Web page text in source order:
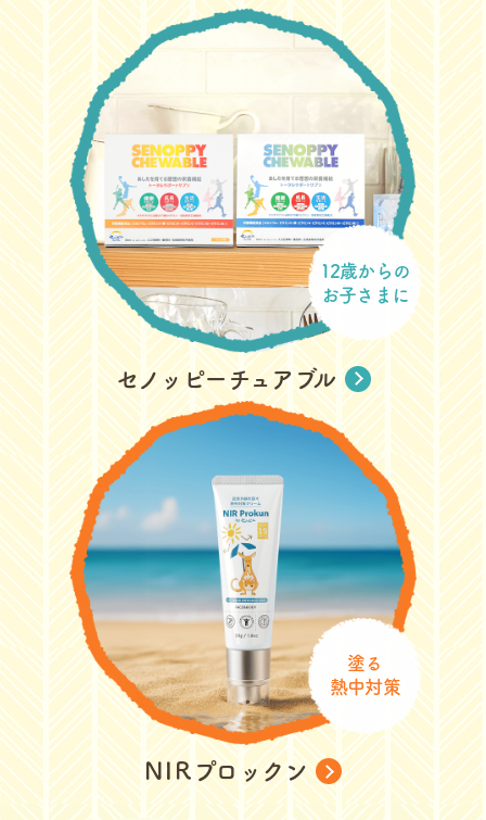
12歳からの
お子さまに
セノッピーチュアブル
塗る
熱中対策
NIR プロックン